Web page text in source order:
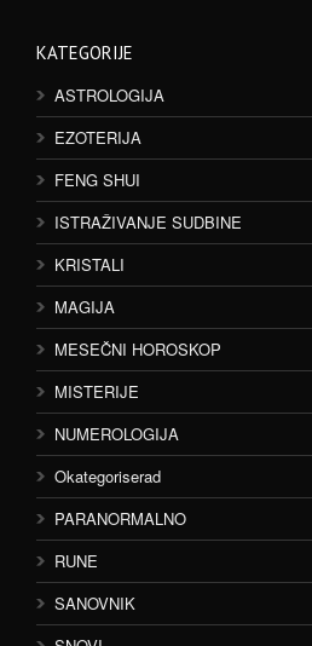
KATEGORIJE
ASTROLOGIJA
EZOTERIJA
FENG SHUI
ISTRAŽIVANJE SUDBINE
KRISTALI
MAGIJA
MESEČNI HOROSKOP
MISTERIJE
NUMEROLOGIJA
Okategoriserad
PARANORMALNO
RUNE
SANOVNIK